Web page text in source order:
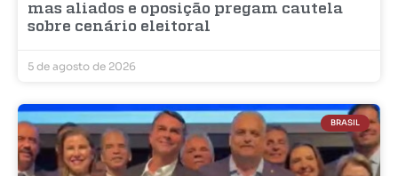
mas aliados e oposição pregam cautela
sobre cenário eleitoral
5 de agosto de 2026
BRASIL